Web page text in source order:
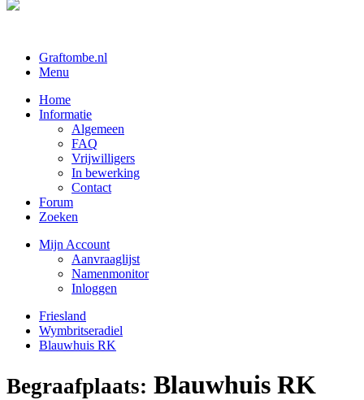
Graftombe.nl
Menu
Home
Informatie
Algemeen
FAQ
Vrijwilligers
In bewerking
Contact
Forum
Zoeken
Mijn Account
Aanvraaglijst
Namenmonitor
Inloggen
Friesland
Wymbritseradiel
Blauwhuis RK
Begraafplaats: Blauwhuis RK